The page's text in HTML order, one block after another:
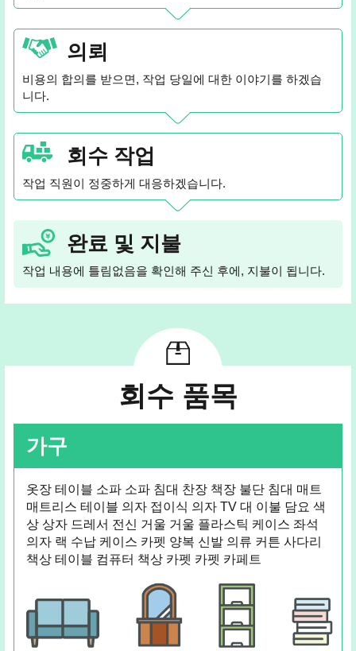
의뢰
비용의 합의를 받으면, 작업 당일에 대한 이야기를 하겠습
니다.
회수 작업
작업 직원이 정중하게 대응하겠습니다.
완료 및 지불
작업 내용에 틀림없음을 확인해 주신 후에, 지불이 됩니다.
회수 품목
가구
옷장 테이블 소파 소파 침대 찬장 책장 불단 침대 매트
매트리스 테이블 의자 접이식 의자 TV 대 이불 담요 색
상 상자 드레서 전신 거울 거울 플라스틱 케이스 좌석
의자 랙 수납 케이스 카펫 양복 신발 의류 커튼 사다리
책상 테이블 컴퓨터 책상 카펫 카펫 카페트